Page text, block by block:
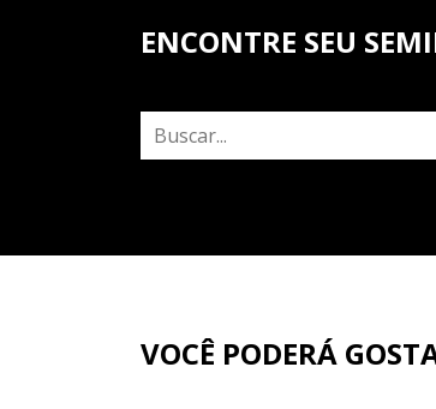
ENCONTRE SEU
VOCÊ PODERÁ